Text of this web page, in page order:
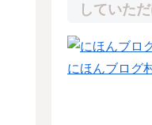
していた
にほんブログ